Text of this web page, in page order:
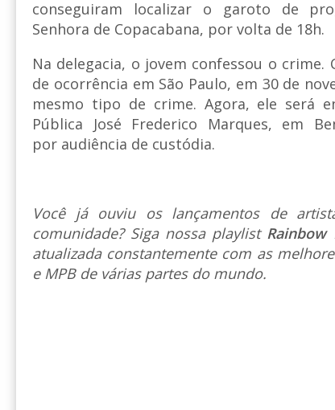
conseguiram localizar o garoto de
Senhora de Copacabana, por volta de 18h.
Na delegacia, o jovem confessou o
de ocorrência em São Paulo, em 30 de
mesmo tipo de crime. Agora, ele será
Pública José Frederico Marques, em
por audiência de custódia.
Você já ouviu os lançamentos de
comunidade? Siga nossa playlist
atualizada constantemente com as
e MPB de várias partes do mundo.